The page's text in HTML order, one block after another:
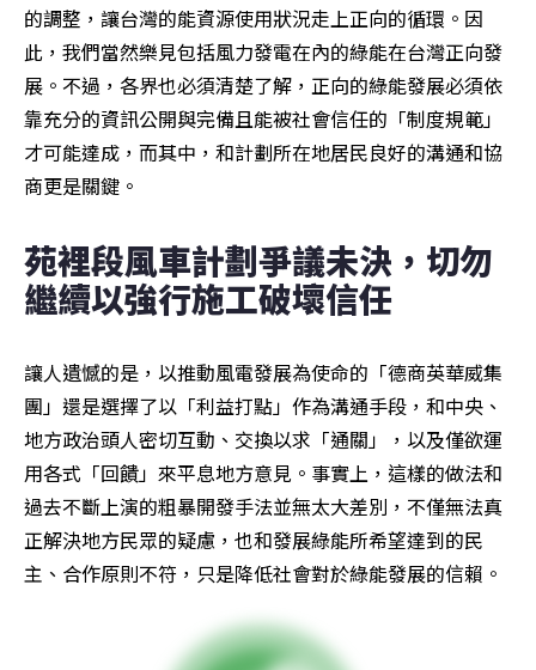
的調整，讓台灣的能資源使用狀況走上正向的循環。因
此，我們當然樂見包括風力發電在內的綠能在台灣正向發
展。不過，各界也必須清楚了解，正向的綠能發展必須依
靠充分的資訊公開與完備且能被社會信任的「制度規範」
才可能達成，而其中，和計劃所在地居民良好的溝通和協
商更是關鍵。
苑裡段風車計劃爭議未決，切勿
繼續以強行施工破壞信任
讓人遺憾的是，以推動風電發展為使命的「德商英華威集
團」還是選擇了以「利益打點」作為溝通手段，和中央、
地方政治頭人密切互動、交換以求「通關」，以及僅欲運
用各式「回饋」來平息地方意見。事實上，這樣的做法和
過去不斷上演的粗暴開發手法並無太大差別，不僅無法真
正解決地方民眾的疑慮，也和發展綠能所希望達到的民
主、合作原則不符，只是降低社會對於綠能發展的信賴。